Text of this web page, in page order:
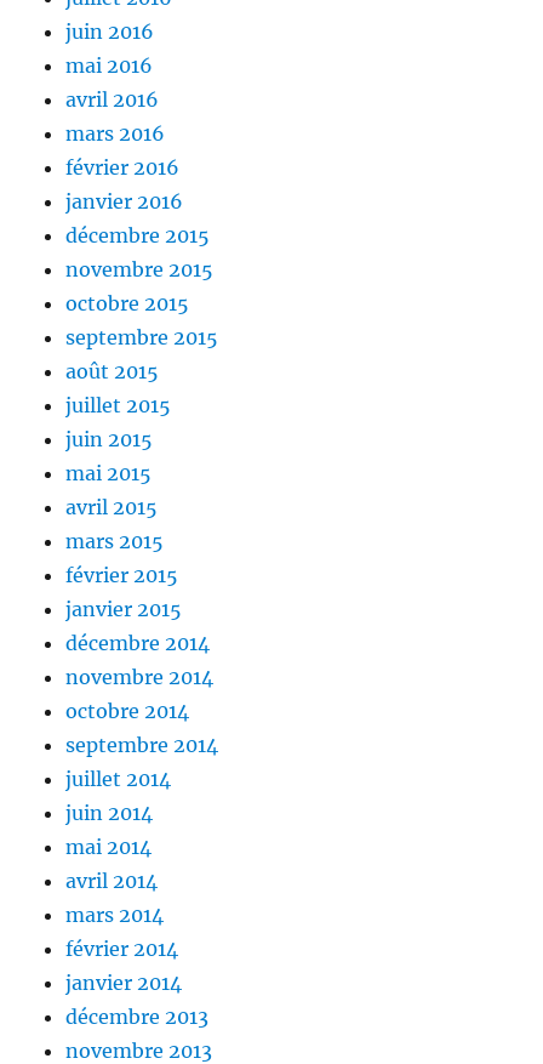
juin 2016
mai 2016
avril 2016
mars 2016
février 2016
janvier 2016
décembre 2015
novembre 2015
octobre 2015
septembre 2015
août 2015
juillet 2015
juin 2015
mai 2015
avril 2015
mars 2015
février 2015
janvier 2015
décembre 2014
novembre 2014
octobre 2014
septembre 2014
juillet 2014
juin 2014
mai 2014
avril 2014
mars 2014
février 2014
janvier 2014
décembre 2013
novembre 2013